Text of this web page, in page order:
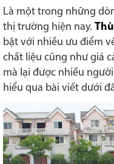
Là một trong những
thị trường hiện nay.
bật với nhiều ưu điểm
chất liệu cũng như giá
mà lại được nhiều
hiểu qua bài viết dưới